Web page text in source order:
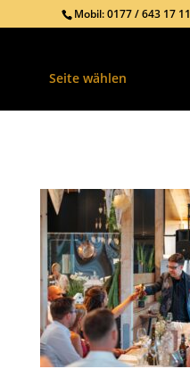
Mobil: 0177 / 643 17 11
Seite wählen